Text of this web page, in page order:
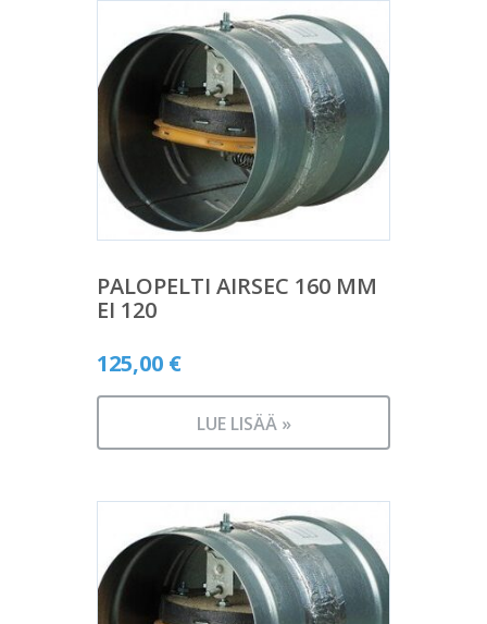
PALOPELTI AIRSEC 160 MM
EI 120
125,00 €
LUE LISÄÄ »